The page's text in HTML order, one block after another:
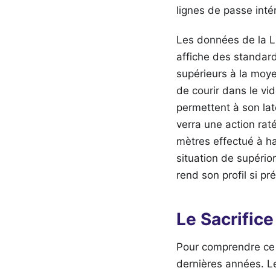
lignes de passe
Les données de la
affiche des
supérieurs à la
de courir dans le
permettent à son
verra une action
mètres effectué à
situation de
rend son profil si
Le
Pour comprendre
dernières années.